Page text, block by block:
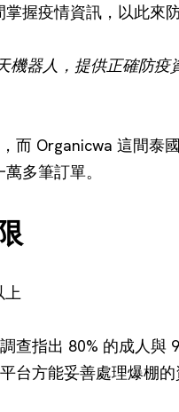
握疫情資訊，以此來
機器人，提供正確防疫
而 Organicwa 這間泰
多筆訂單。
上
查指出 80% 的成人與
台方能妥善處理爆棚